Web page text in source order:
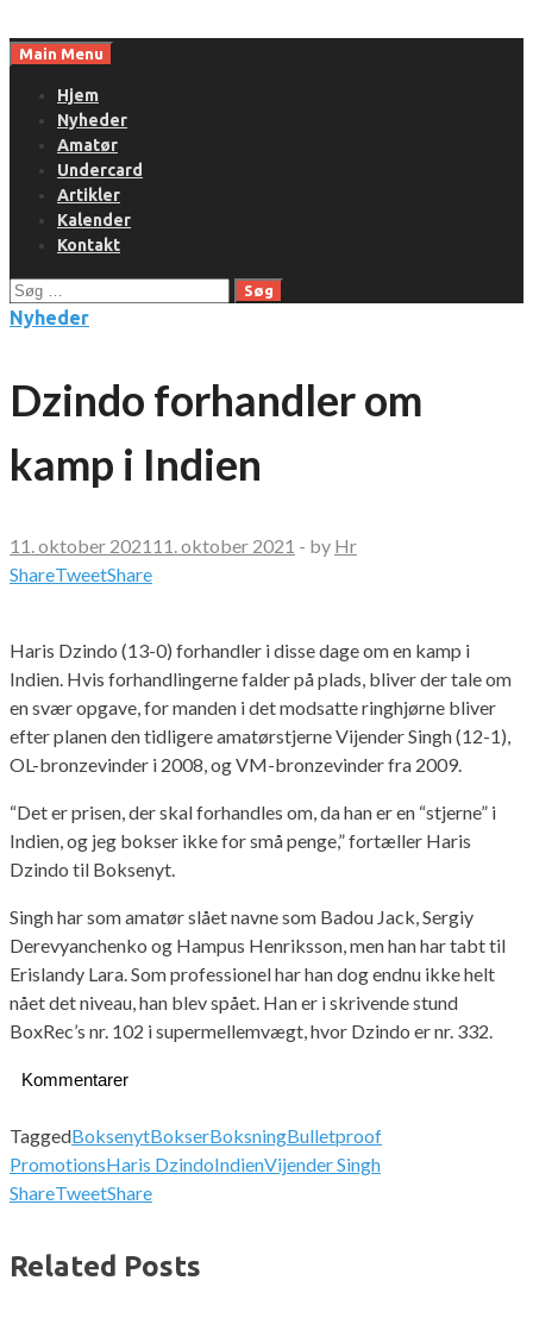
toMain Menu
Hjem
Nyheder
Amatør
Undercard
Artikler
Kalender
Kontakt
Søg
efter:
Nyheder
Dzindo forhandler om
kamp i Indien
11. oktober 2021 11. oktober 2021 - by Hr
ShareTweetShare
Haris Dzindo (13-0) forhandler i disse dage om en kamp i
Indien. Hvis forhandlingerne falder på plads, bliver der tale om
en svær opgave, for manden i det modsatte ringhjørne bliver
efter planen den tidligere amatørstjerne Vijender Singh (12-1),
OL-bronzevinder i 2008, og VM-bronzevinder fra 2009.
“Det er prisen, der skal forhandles om, da han er en “stjerne” i
Indien, og jeg bokser ikke for små penge,” fortæller Haris
Dzindo til Boksenyt.
Singh har som amatør slået navne som Badou Jack, Sergiy
Derevyanchenko og Hampus Henriksson, men han har tabt til
Erislandy Lara. Som professionel har han dog endnu ikke helt
nået det niveau, han blev spået. Han er i skrivende stund
BoxRec’s nr. 102 i supermellemvægt, hvor Dzindo er nr. 332.
Kommentarer
TaggedBoksenytBokserBoksningBulletproof
PromotionsHaris DzindoIndienVijender Singh
ShareTweetShare
Related Posts